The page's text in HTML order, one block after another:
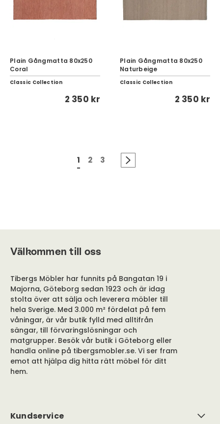
Plain Gångmatta 80x250
Coral
Classic Collection
2 350 kr
Plain Gångmatta 80x250
Naturbeige
Classic Collection
2 350 kr
1 2 3
Välkommen till oss
Tibergs Möbler har funnits på Bangatan 19 i
Majorna, Göteborg sedan 1923 och är idag
stolta över att sälja och leverera möbler till
hela Sverige. Med 3.000 m² fördelat på fem
våningar, är vår butik fylld med alltifrån
sängar, till förvaringslösningar och
matgrupper. Besök vår butik i Göteborg eller
handla online på tibergsmobler.se. Vi ser fram
emot att hjälpa dig hitta rätt möbel för ditt
hem.
Kundservice